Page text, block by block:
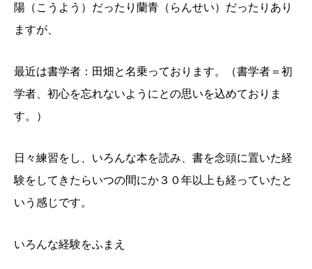
陽（こうよう）だったり蘭青（らんせい）だったりあり
ますが、
最近は書学者：田畑と名乗っております。（書学者＝初
学者、初心を忘れないようにとの思いを込めておりま
す。）
日々練習をし、いろんな本を読み、書を念頭に置いた経
験をしてきたらいつの間にか３０年以上も経っていたと
いう感じです。
いろんな経験をふまえ